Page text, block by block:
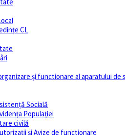
CL
și functionare al aparatului
Socială
Populației
civilă
și Avize de functionare